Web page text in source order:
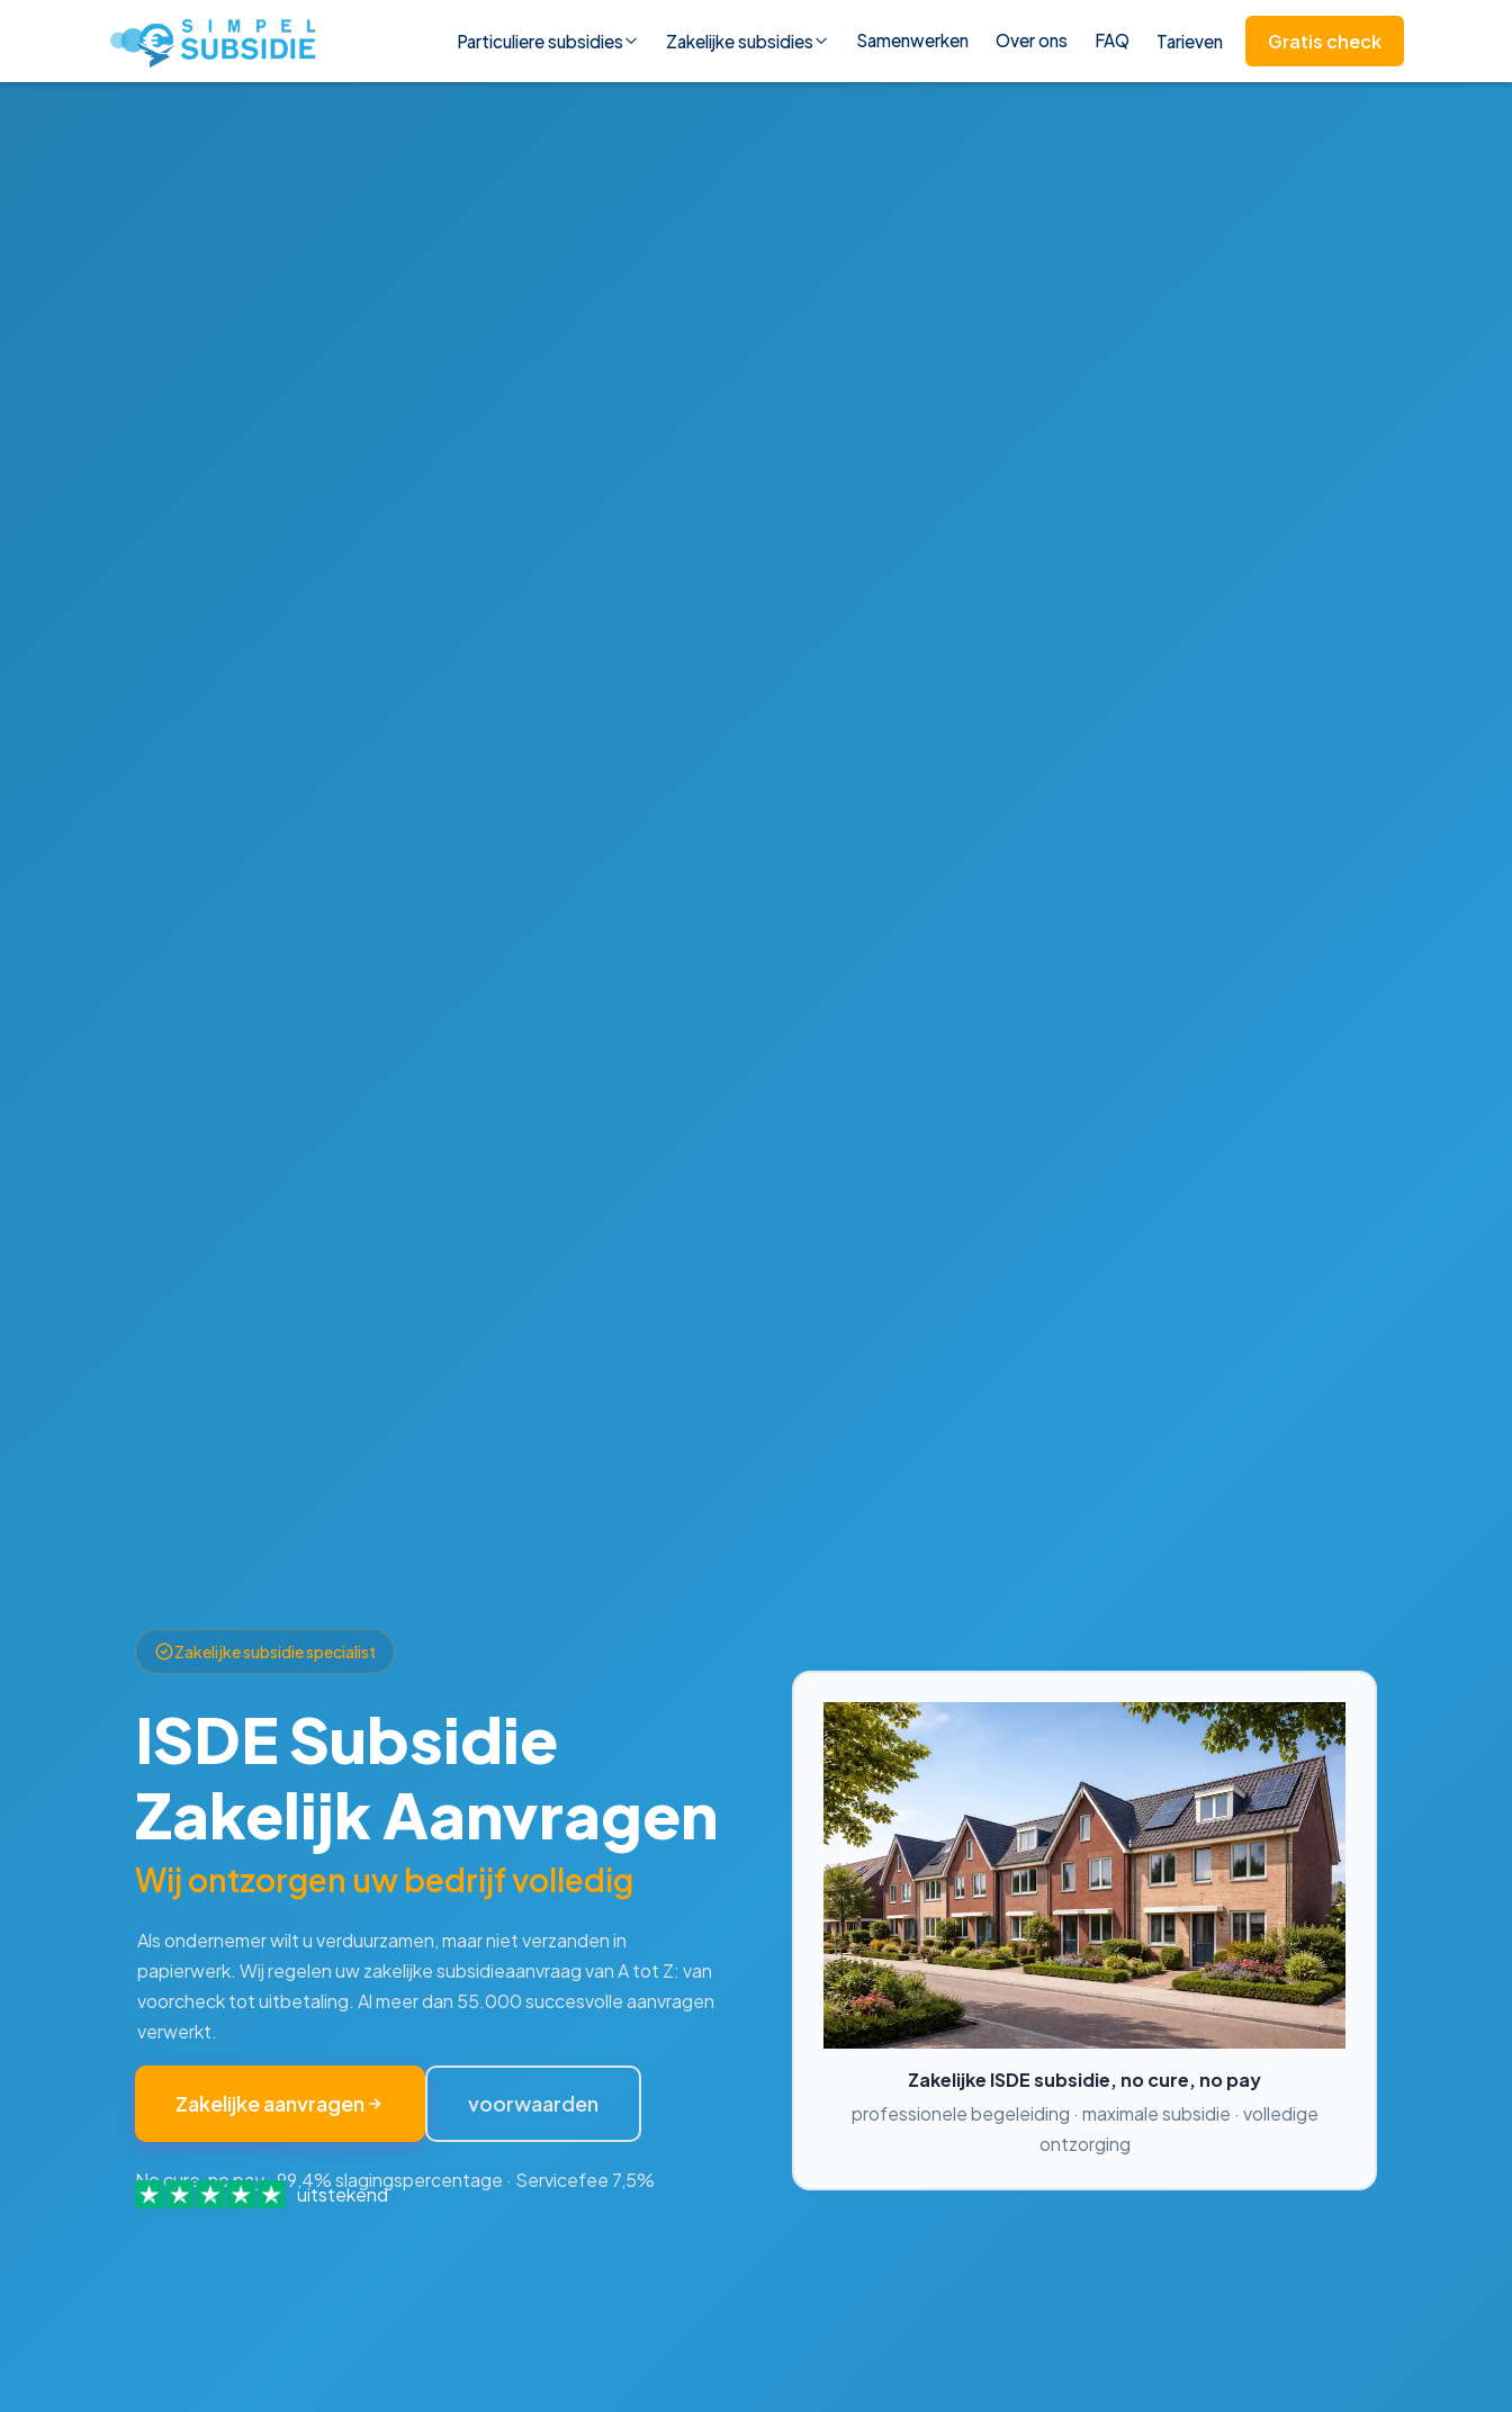
Particuliere subsidies Zakelijke subsidies Samenwerken Over ons FAQ Tarieven Gratis check
Zakelijke subsidie specialist
ISDE Subsidie
Zakelijk Aanvragen
Wij ontzorgen uw bedrijf volledig
Als ondernemer wilt u verduurzamen, maar niet verzanden in
papierwerk. Wij regelen uw zakelijke subsidieaanvraag van A tot Z: van
voorcheck tot uitbetaling. Al meer dan 55.000 succesvolle aanvragen
verwerkt.
Zakelijke aanvragen voorwaarden
No cure, no pay · 99,4% slagingspercentage · Servicefee 7,5%
uitstekend
Zakelijke ISDE subsidie, no cure, no pay
professionele begeleiding · maximale subsidie · volledige
ontzorging